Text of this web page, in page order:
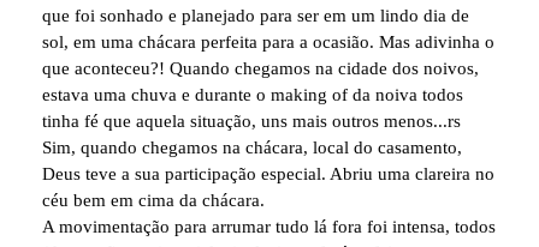
que foi sonhado e planejado para ser em um lindo dia de
sol, em uma chácara perfeita para a ocasião. Mas adivinha o
que aconteceu?! Quando chegamos na cidade dos noivos,
estava uma chuva e durante o making of da noiva todos
tinha fé que aquela situação, uns mais outros menos...rs
Sim, quando chegamos na chácara, local do casamento,
Deus teve a sua participação especial. Abriu uma clareira no
céu bem em cima da chácara.
A movimentação para arrumar tudo lá fora foi intensa, todos